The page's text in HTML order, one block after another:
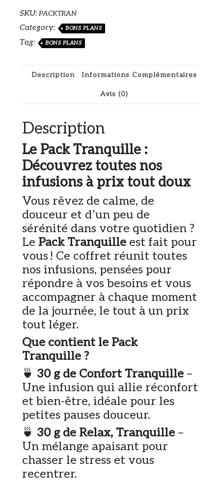
SKU: PACKTRAN
Category: BONS PLANS
Tag: BONS PLANS
Description Informations Complémentaires
Avis (0)
Description
Le Pack Tranquille :
Découvrez toutes nos
infusions à prix tout doux
Vous rêvez de calme, de
douceur et d’un peu de
sérénité dans votre quotidien ?
Le Pack Tranquille est fait pour
vous ! Ce coffret réunit toutes
nos infusions, pensées pour
répondre à vos besoins et vous
accompagner à chaque moment
de la journée, le tout à un prix
tout léger.
Que contient le Pack
Tranquille ?
🍵 30 g de Confort Tranquille –
Une infusion qui allie réconfort
et bien-être, idéale pour les
petites pauses douceur.
🍵 30 g de Relax, Tranquille –
Un mélange apaisant pour
chasser le stress et vous
recentrer.